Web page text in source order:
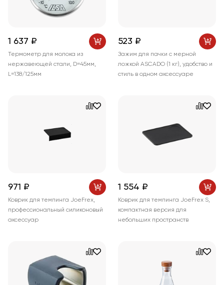
1 637 ₽
Термометр для молока из
нержавеющей стали, D=45мм,
L=138/125мм
523 ₽
Зажим для пачки с мерной
ложкой ASCADO (1 кг), удобство и
стиль в одном аксессуаре
971 ₽
Коврик для темпинга JoeFrex,
профессиональный силиконовый
аксессуар
1 554 ₽
Коврик для темпинга JoeFrex S,
компактная версия для
небольших пространств